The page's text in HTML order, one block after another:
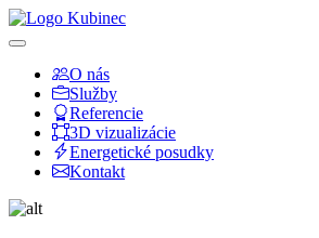
O nás
Služby
Referencie
3D vizualizácie
Energetické posudky
Kontakt